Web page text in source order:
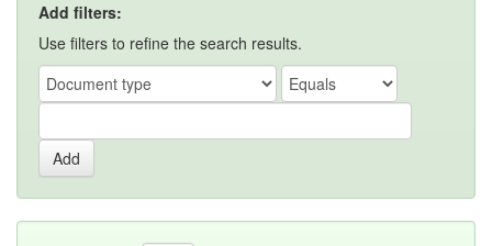
Add filters:
Use filters to refine the search results.